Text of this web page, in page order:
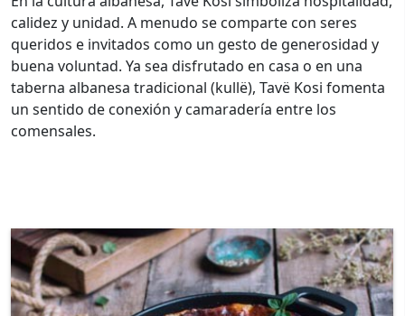
calidez y unidad. A menudo se comparte con seres
queridos e invitados como un gesto de generosidad y
buena voluntad. Ya sea disfrutado en casa o en una
taberna albanesa tradicional (kullë), Tavë Kosi fomenta
un sentido de conexión y camaradería entre los
comensales.